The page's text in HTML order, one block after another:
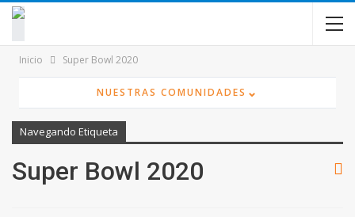
contenido
Inicio Super Bowl 2020
NUESTRAS COMUNIDADES ⌄
Navegando Etiqueta
Super Bowl 2020